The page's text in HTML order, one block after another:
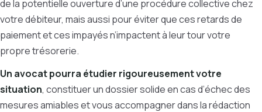
de la potentielle ouverture d’une procédure collective chez
votre débiteur, mais aussi pour éviter que ces retards de
paiement et ces impayés n’impactent à leur tour votre
propre trésorerie.
Un avocat pourra étudier rigoureusement votre
situation, constituer un dossier solide en cas d’échec des
mesures amiables et vous accompagner dans la rédaction